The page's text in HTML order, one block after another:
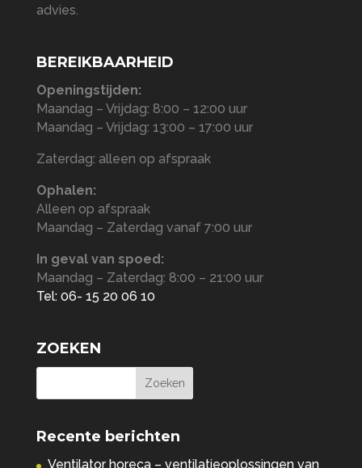
advies.
BEREIKBAARHEID
Openingstijden:
Maandag – Vrijdag: 8:00 – 12:00 uur
Maandag – Vrijdag: 13:00 – 17:00 uur
Zaterdag: alleen op afspraak
Ophalen:
Alleen op afspraak
Maandag – Zaterdag vanaf 7:00 uur
In geval van spoed:
Maandag – Zaterdag: 8:00 – 21:00 uur
Tel: 06- 15 20 06 10
ZOEKEN
Recente berichten
Ventilator horeca – ventilatieoplossingen van